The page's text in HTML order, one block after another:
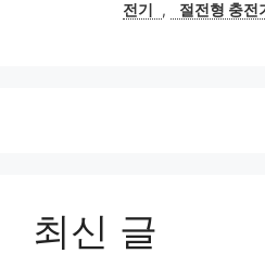
전기
, 절전형 충전
최신 글